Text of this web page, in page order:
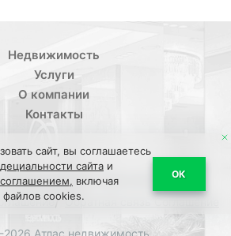
Недвижимость
Услуги
О компании
Контакты
Атлас недвижимость
/Пользовательское
/Обратная связь Соглашение
сайт, вы соглашаетесь
сайта и
включая
файлов cookies.
ОК